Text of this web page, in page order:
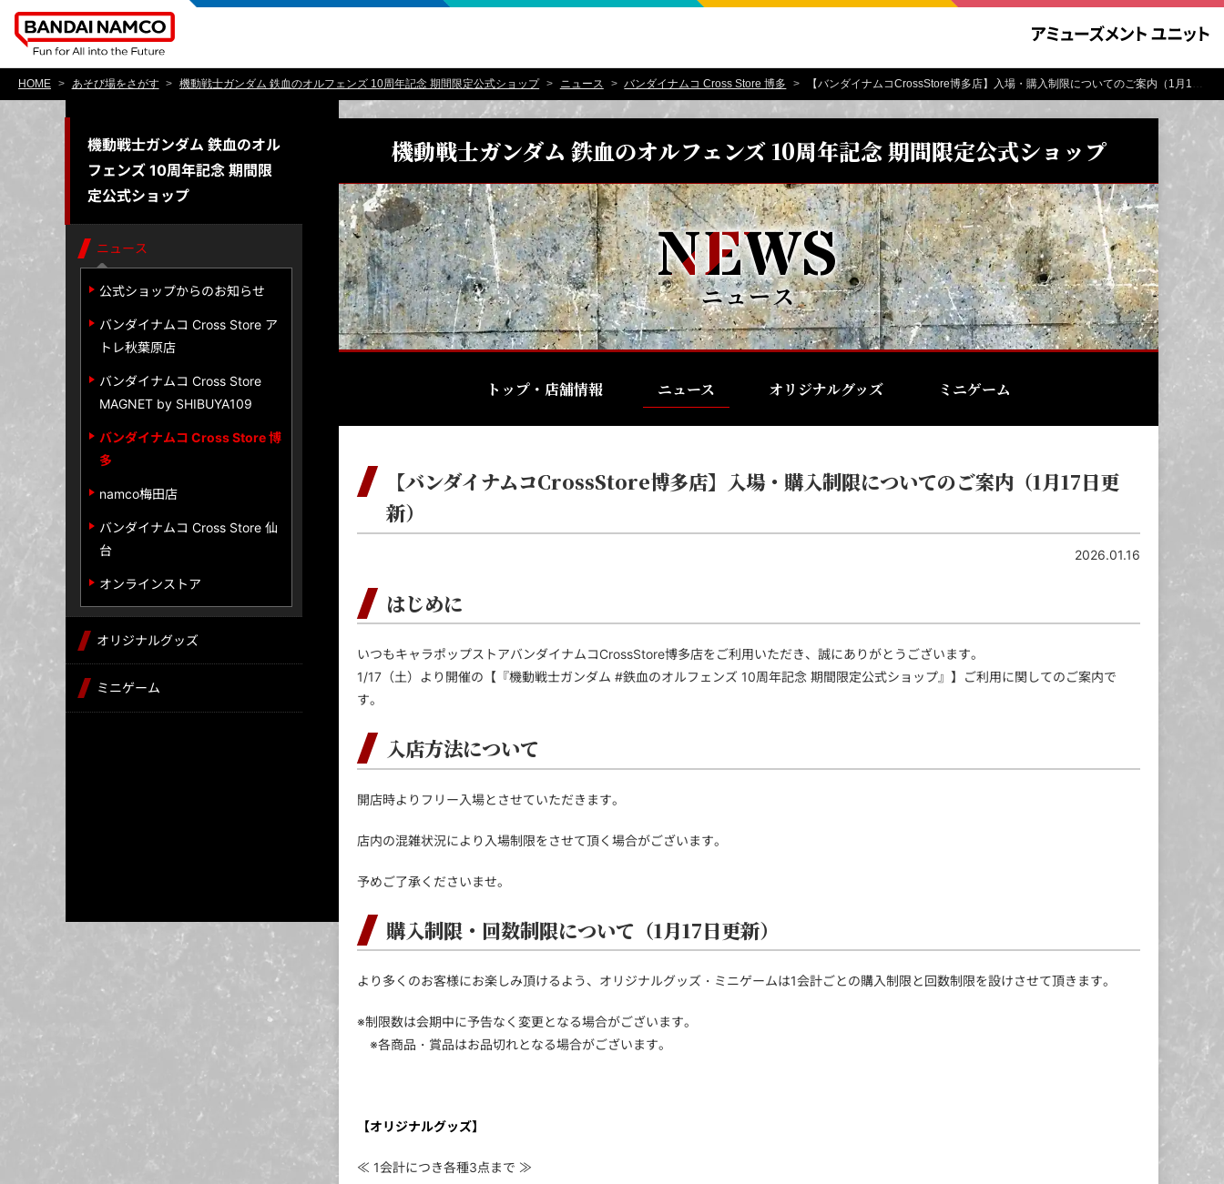
HOME あそび場をさがす 機動戦士ガンダム 鉄血のオルフェンズ 10周年記念 期間限定公式ショップ ニュース バンダイナムコ Cross Store 博多 【バンダイナムコCrossStore博多店】入場・購入制限についてのご案内（1月17日更新）
機動戦士ガンダム 鉄血のオルフェンズ 10周年記念 期間限定公式ショップ
ニュース
トップ・店舗情報 ニュース オリジナルグッズ ミニゲーム
【バンダイナムコCrossStore博多店】入場・購入制限についてのご案内（1月17日更
新）
2026.01.16
はじめに
いつもキャラポップストアバンダイナムコCrossStore博多店をご利用いただき、誠にありがとうございます。
1/17（土）より開催の【『機動戦士ガンダム #鉄血のオルフェンズ 10周年記念 期間限定公式ショップ』】ご利用に関してのご案内で
す。
入店方法について
開店時よりフリー入場とさせていただきます。
店内の混雑状況により入場制限をさせて頂く場合がございます。
予めご了承くださいませ。
購入制限・回数制限について（1月17日更新）
より多くのお客様にお楽しみ頂けるよう、オリジナルグッズ・ミニゲームは1会計ごとの購入制限と回数制限を設けさせて頂きます。
※制限数は会期中に予告なく変更となる場合がございます。
※各商品・賞品はお品切れとなる場合がございます。
【オリジナルグッズ】
≪ 1会計につき各種3点まで ≫
機動戦士ガンダム 鉄血のオル
フェンズ 10周年記念 期間限
定公式ショップ
ニュース
公式ショップからのお知らせ
バンダイナムコ Cross Store ア
トレ秋葉原店
バンダイナムコ Cross Store
MAGNET by SHIBUYA109
バンダイナムコ Cross Store 博
多
namco梅田店
バンダイナムコ Cross Store 仙
台
オンラインストア
オリジナルグッズ
ミニゲーム